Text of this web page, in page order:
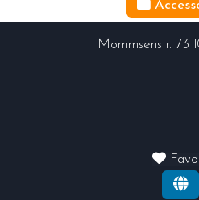
Mommsenstr. 73